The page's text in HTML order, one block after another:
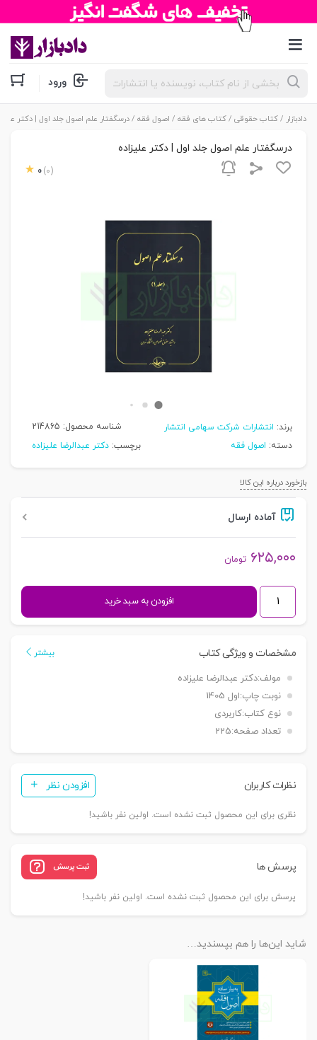
جستجوی
محصولات ورود
دادبازار /کتاب حقوقی /کتاب های فقه / اصول فقه / درسگفتار علم اصول جلد اول | دکتر
درسگفتار علم اصول جلد اول | دکتر علیزاده
0 (0)
برند: انتشارات شرکت سهامی انتشار شناسه محصول: 214865
دسته: اصول فقه برچسب: دکتر عبدالرضا علیزاده
بازخورد درباره این کالا
آماده ارسال
۶۲۵,۰۰۰ تومان
درسگفتار
علم
جلد
دکتر
علیزاده
عدد
افزودن به سبد خرید
مشخصات و ویژگی کتاب بیشتر
مولف:دکتر عبدالرضا علیزاده
نوبت چاپ:اول 1405
نوع کتاب:کاربردی
تعداد صفحه:225
نظرات کاربران افزودن نظر
نظری برای این محصول ثبت نشده است. اولین نفر باشید!
پرسش ها ثبت پرسش
پرسش برای این محصول ثبت نشده است. اولین نفر باشید!
شاید این‌ها را هم بپسندید…